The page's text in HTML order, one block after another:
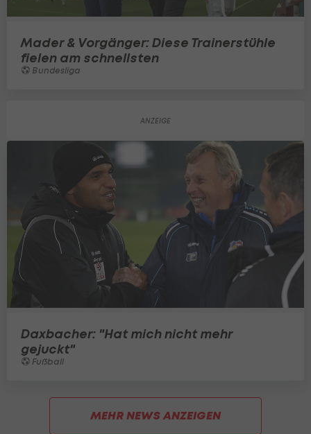
Mader & Vorgänger: Diese Trainerstühle
fielen am schnellsten
Bundesliga
Daxbacher: "Hat mich nicht mehr
gejuckt"
Fußball
MEHR NEWS ANZEIGEN